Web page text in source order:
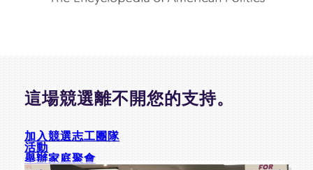
這場競選離不開您的支持。
加入競選志工團隊
活動
舉辦家庭聚會